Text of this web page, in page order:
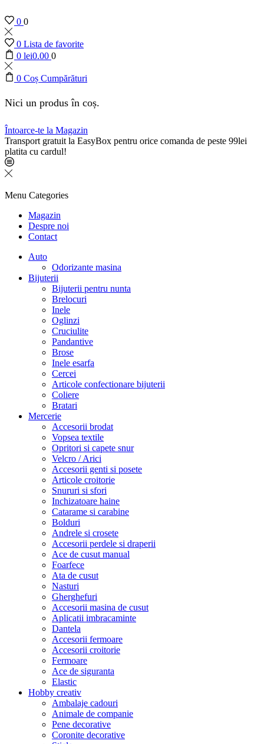
0 0
0 Lista de favorite
0 lei0.00 0
0 Coș Cumpărături
Nici un produs în coș.
Întoarce-te la Magazin
Transport gratuit la EasyBox pentru orice comanda de peste 99lei
platita cu cardul!
Menu Categories
Magazin
Despre noi
Contact
Auto
Odorizante masina
Bijuterii
Bijuterii pentru nunta
Brelocuri
Inele
Oglinzi
Cruciulite
Pandantive
Brose
Inele esarfa
Cercei
Articole confectionare bijuterii
Coliere
Bratari
Mercerie
Accesorii brodat
Vopsea textile
Opritori si capete snur
Velcro / Arici
Accesorii genti si posete
Articole croitorie
Snururi si sfori
Inchizatoare haine
Catarame si carabine
Bolduri
Andrele si crosete
Accesorii perdele si draperii
Ace de cusut manual
Foarfece
Ata de cusut
Nasturi
Gherghefuri
Accesorii masina de cusut
Aplicatii imbracaminte
Dantela
Accesorii fermoare
Accesorii croitorie
Fermoare
Ace de siguranta
Elastic
Hobby creativ
Ambalaje cadouri
Animale de companie
Pene decorative
Coronite decorative